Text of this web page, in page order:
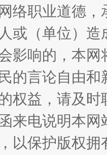
期 从幼
络职业道德
或（单位）
影响的，本
的言论自由
权益，请及
来电说明本
以保护版权